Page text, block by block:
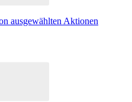
ausgewählten Aktionen